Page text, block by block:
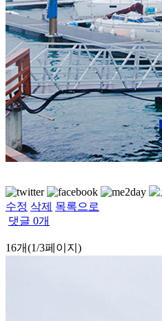
수정 삭제 목록으로
댓글 0개
16개(1/3페이지)